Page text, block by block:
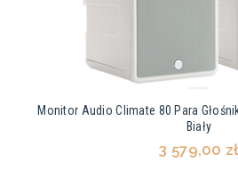
Monitor Audio Climate 80 Para
Biały
3 579,00 zł